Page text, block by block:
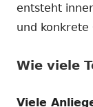
entsteht
und konkrete
Wie viele
Viele